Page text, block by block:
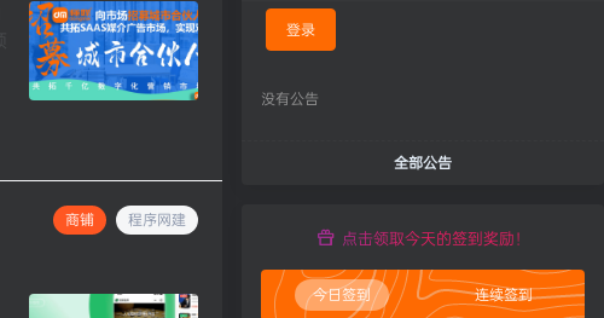
商铺 程序网建
登录
没有公告
全部公告
点击领取今天的签到奖励！
今日签到 连续签到